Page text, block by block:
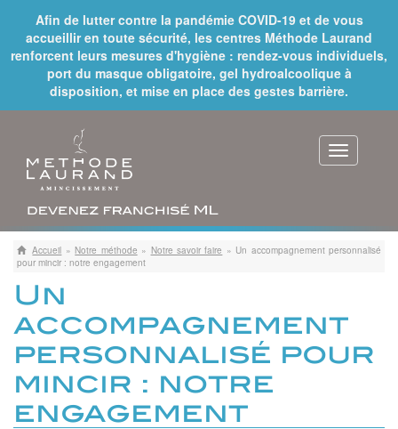
Afin de lutter contre la pandémie COVID-19 et de vous
accueillir en toute sécurité, les centres Méthode Laurand
renforcent leurs mesures d'hygiène : rendez-vous individuels,
port du masque obligatoire, gel hydroalcoolique à
disposition, et mise en place des gestes barrière.
Toggle
Accueil »Notre méthode » Notre savoir faire » Un accompagnement personnalisé
pour mincir : notre engagement
Un
accompagnement
personnalisé pour
mincir : notre
engagement